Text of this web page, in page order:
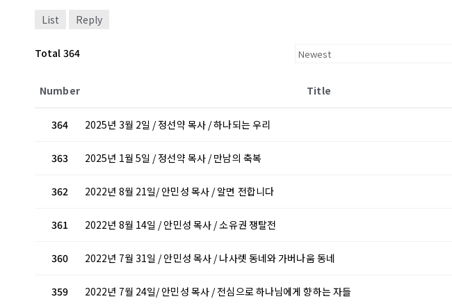
List Reply
Total 364
Number Title
364 2025년 3월 2일 / 정선약 목사 / 하나되는 우리
363 2025년 1월 5일 / 정선약 목사 / 만남의 축복
362 2022년 8월 21일/ 안민성 목사 / 알면 전합니다
361 2022년 8월 14일 / 안민성 목사 / 소유권 쟁탈전
360 2022년 7월 31일 / 안민성 목사 / 나사렛 동네와 가버나움 동네
359 2022년 7월 24일/ 안민성 목사 / 전심으로 하나님에게 향하는 자들